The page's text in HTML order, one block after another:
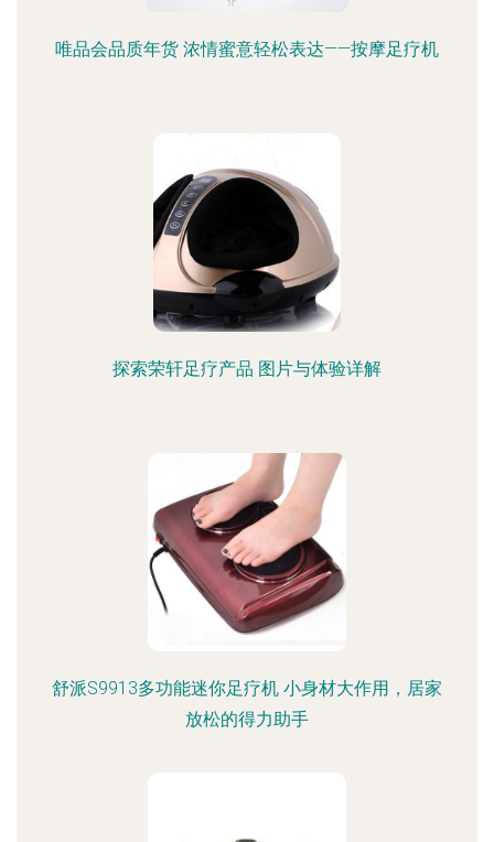
唯品会品质年货 浓情蜜意轻松表达——按摩足疗机
探索荣轩足疗产品 图片与体验详解
舒派S9913多功能迷你足疗机 小身材大作用，居家
放松的得力助手